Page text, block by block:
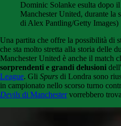
Dominic Solanke esulta dopo
Manchester United, durante la
di Alex Pantling/Getty Images)
Una partita che offre la possibilità di
che sta molto stretta alla storia delle
Manchester United è anche il match
sorprendenti e grandi delusioni
League. Gli Spurs di Londra sono
in campionato nello scorso turno
Devils di Manchestervorrebbero